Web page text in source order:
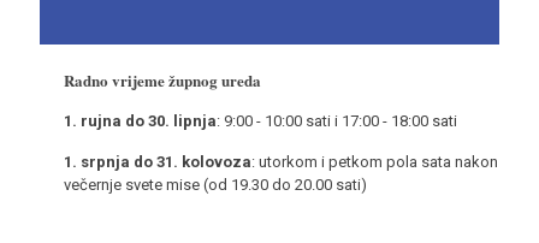
Radno vrijeme župnog ureda
1. rujna do 30. lipnja: 9:00 - 10:00 sati i 17:00 - 18:00 sati
1. srpnja do 31. kolovoza: utorkom i petkom pola sata nakon
večernje svete mise (od 19.30 do 20.00 sati)